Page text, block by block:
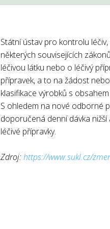
Státní ústav pro kontrolu
některých souvisejících
léčivou látku nebo o léčivý
přípravek, a to na žádost
klasifikace výrobků s
S ohledem na nové odborné
doporučená denní dávka
léčivé přípravky.
Zdroj:https://www.sukl.cz/